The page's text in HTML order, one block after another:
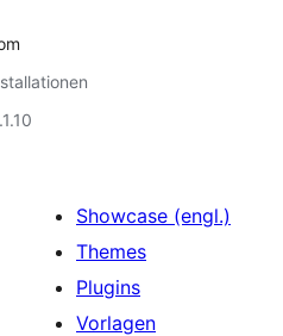
Showcase (engl.)
Themes
Plugins
Vorlagen